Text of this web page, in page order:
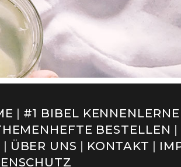
#1 BIBEL
BESTELLEN
ÜBER UNS KONTAKT